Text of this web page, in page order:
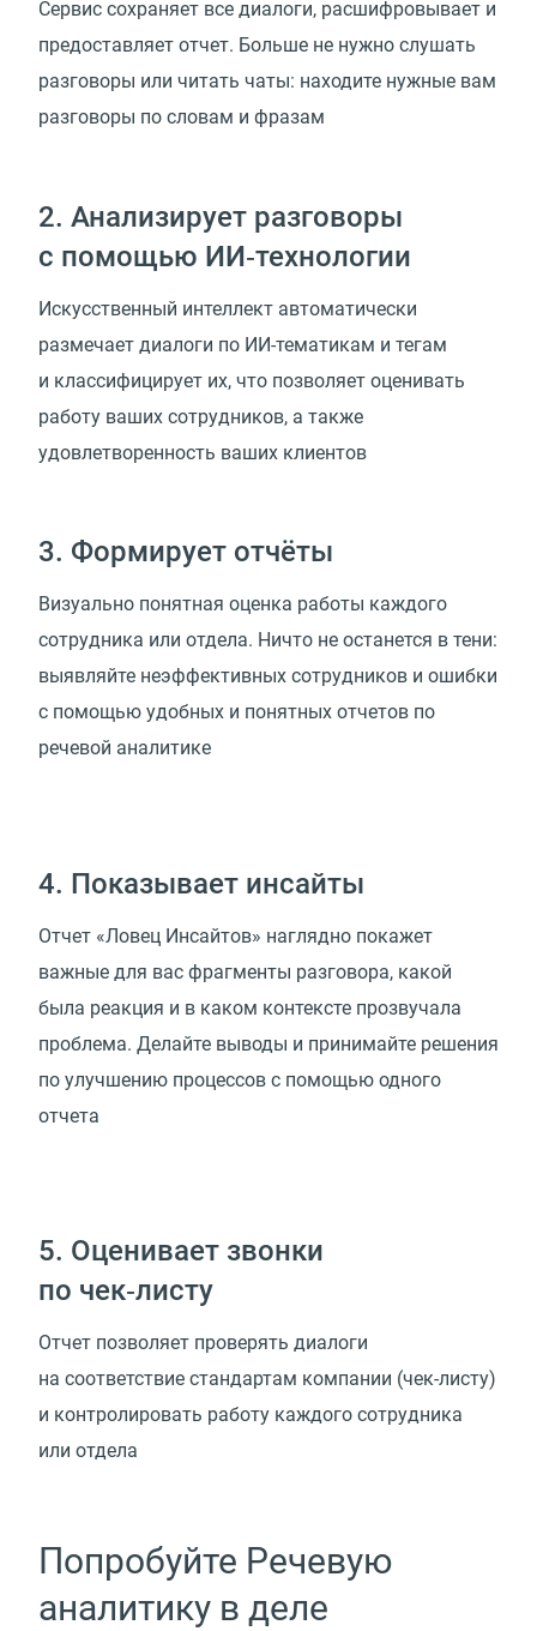
Сервис сохраняет все диалоги, расшифровывает и
предоставляет отчет. Больше не нужно слушать
разговоры или читать чаты: находите нужные вам
разговоры по словам и фразам
2. Анализирует разговоры
с помощью ИИ‑технологии
Искусственный интеллект автоматически
размечает диалоги по ИИ-тематикам и тегам
и классифицирует их, что позволяет оценивать
работу ваших сотрудников, а также
удовлетворенность ваших клиентов
3. Формирует отчёты
Визуально понятная оценка работы каждого
сотрудника или отдела. Ничто не останется в тени:
выявляйте неэффективных сотрудников и ошибки
с помощью удобных и понятных отчетов по
речевой аналитике
4. Показывает инсайты
Отчет «Ловец Инсайтов» наглядно покажет
важные для вас фрагменты разговора, какой
была реакция и в каком контексте прозвучала
проблема. Делайте выводы и принимайте решения
по улучшению процессов с помощью одного
отчета
5. Оценивает звонки
по чек‑листу
Отчет позволяет проверять диалоги
на соответствие стандартам компании (чек-листу)
и контролировать работу каждого сотрудника
или отдела
Попробуйте Речевую
аналитику в деле